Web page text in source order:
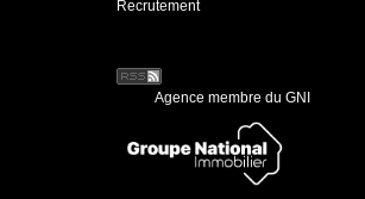
Recrutement
Agence membre du GNI